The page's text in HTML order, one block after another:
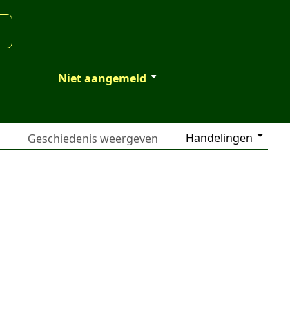
Niet aangemeld
Handelingen
Geschiedenis weergeven